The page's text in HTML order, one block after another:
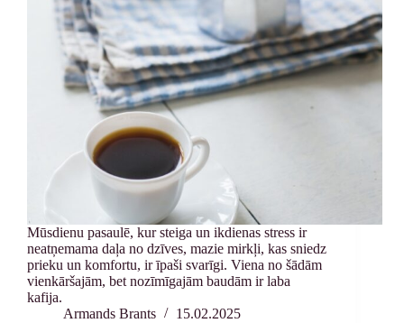
Mūsdienu pasaulē, kur steiga un ikdienas stress ir
neatņemama daļa no dzīves, mazie mirkļi, kas sniedz
prieku un komfortu, ir īpaši svarīgi. Viena no šādām
vienkāršajām, bet nozīmīgajām baudām ir laba
kafija.
Armands Brants
15.02.2025